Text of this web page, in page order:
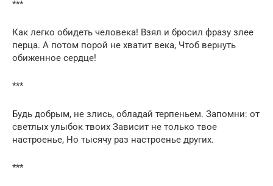
***
Как легко обидеть человека! Взял и бросил фразу злее
перца. А потом порой не хватит века, Чтоб вернуть
обиженное сердце!
***
Будь добрым, не злись, обладай терпеньем. Запомни: от
светлых улыбок твоих Зависит не только твое
настроенье, Но тысячу раз настроенье других.
***